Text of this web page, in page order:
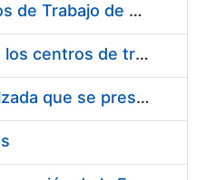
Suministro de Protectores Auditivos a medida para las personas trabajadoras de los Centros de Trabajo de Madrid y Burgos
Suministro de gafas graduadas antiproyecciones para los trabajadores de la FNMT-RCM en los centros de trabajo de Madrid y Burgos
Servicios de una empresa externa para el asesoramiento y resolución de los recursos de alzada que se presentan relacionados con procesos de selección para la FNMT-RCM